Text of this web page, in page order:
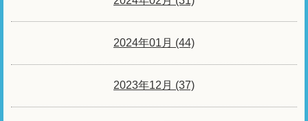
2024年01月 (44)
2023年12月 (37)